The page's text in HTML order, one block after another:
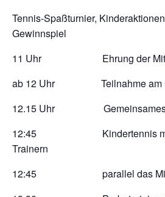
Tennis-Spaßturnier,
Gewinnspiel
11 Uhr Ehrung der
ab 12 Uhr Teilnahme am
12.15 Uhr Gemeinsames
12:45 Kindertennis mit
Trainern
12:45 parallel das